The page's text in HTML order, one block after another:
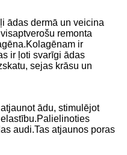
ādas dermā un veicina
remonta
ir
ir ļoti svarīgi ādas
sejas krāsu un
ādu, stimulējot
audi.Tas atjaunos poras